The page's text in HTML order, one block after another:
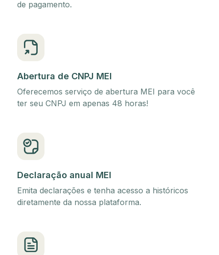
de pagamento.
Abertura de CNPJ MEI
Oferecemos serviço de abertura MEI para você
ter seu CNPJ em apenas 48 horas!
Declaração anual MEI
Emita declarações e tenha acesso a históricos
diretamente da nossa plataforma.